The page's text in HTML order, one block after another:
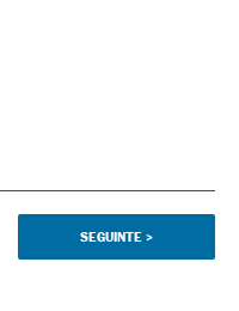
SEGUINTE >